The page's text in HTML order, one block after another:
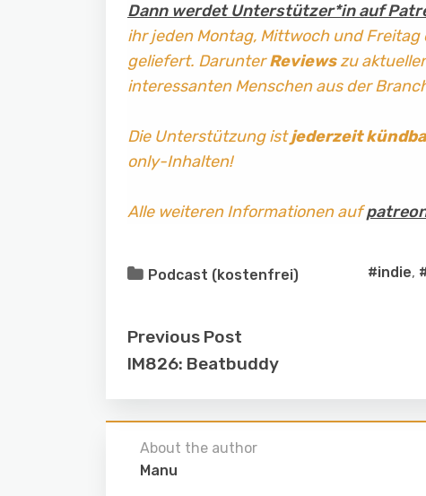
Dann werdet Unterstützer*in auf
ihr jeden Montag, Mittwoch und Freitag
geliefert. DarunterReviewszu
interessanten Menschen aus der
Die Unterstützung istjederzeit
only-Inhalten!
Alle weiteren Informationen auf
Podcast (kostenfrei) #indie,
Previous Post
IM826: Beatbuddy
About the author
Manu